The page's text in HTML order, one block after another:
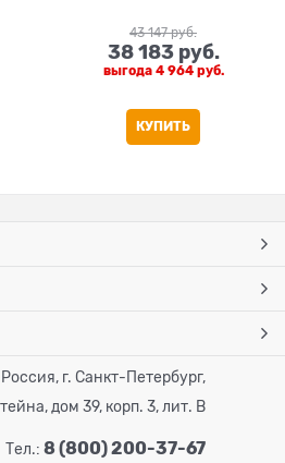
43 147 руб.
38 183 руб.
выгода 4 964 руб.
КУПИТЬ
г. Санкт-Петербург,
дом 39, корп. 3, лит. В
Тел.: 8 (800) 200-37-67